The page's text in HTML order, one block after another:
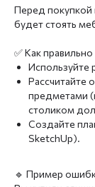
Перед покупкой
будет стоять
✅ Как
Используйте
Рассчитайте
предметами
столиком
Создайте
SketchUp).
🔹 Пример